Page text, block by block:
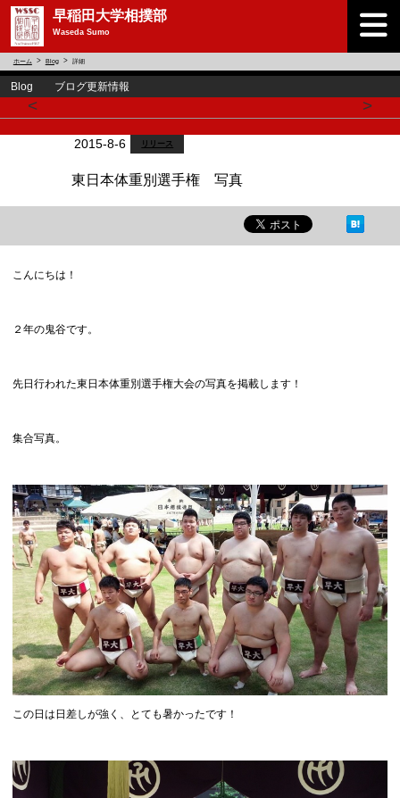
早稲田大学相撲部
Waseda Sumo
ホーム Blog 詳細
Blog ブログ更新情報
< >
2015-8-6 リリース
東日本体重別選手権 写真
こんにちは！
２年の鬼谷です。
先日行われた東日本体重別選手権大会の写真を掲載します！
集合写真。
この日は日差しが強く、とても暑かったです！